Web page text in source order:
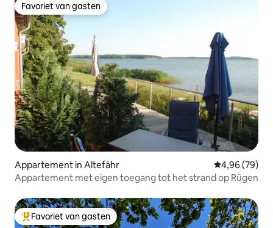
Favoriet van gasten
Favoriet van gasten
Appartement in Altefähr Gemiddelde
4,96 (79)
Appartement met eigen toegang tot het strand op Rügen
Topfavoriet van gasten
Favoriet van gasten